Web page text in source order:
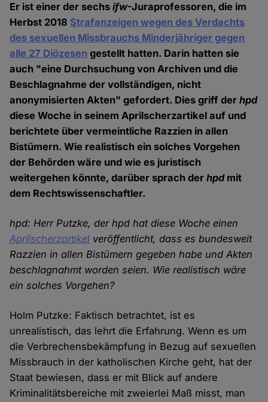
Er ist einer der sechsifw-Juraprofessoren, die im
Herbst 2018 Strafanzeigen wegen des Verdachts
des sexuellen Missbrauchs Minderjähriger gegen
alle 27 Diözesen gestellt hatten. Darin hatten sie
auch "eine Durchsuchung von Archiven und die
Beschlagnahme der vollständigen, nicht
anonymisierten Akten" gefordert. Dies griff derhpd
diese Woche in seinem Aprilscherzartikel auf und
berichtete über vermeintliche Razzien in allen
Bistümern. Wie realistisch ein solches Vorgehen
der Behörden wäre und wie es juristisch
weitergehen könnte, darüber sprach derhpdmit
dem Rechtswissenschaftler.
hpd: Herr Putzke, der hpd hat diese Woche einen
Aprilscherzartikel veröffentlicht, dass es bundesweit
Razzien in allen Bistümern gegeben habe und Akten
beschlagnahmt worden seien. Wie realistisch wäre
ein solches Vorgehen?
Holm Putzke: Faktisch betrachtet, ist es
unrealistisch, das lehrt die Erfahrung. Wenn es um
die Verbrechensbekämpfung in Bezug auf sexuellen
Missbrauch in der katholischen Kirche geht, hat der
Staat bewiesen, dass er mit Blick auf andere
Kriminalitätsbereiche mit zweierlei Maß misst, man